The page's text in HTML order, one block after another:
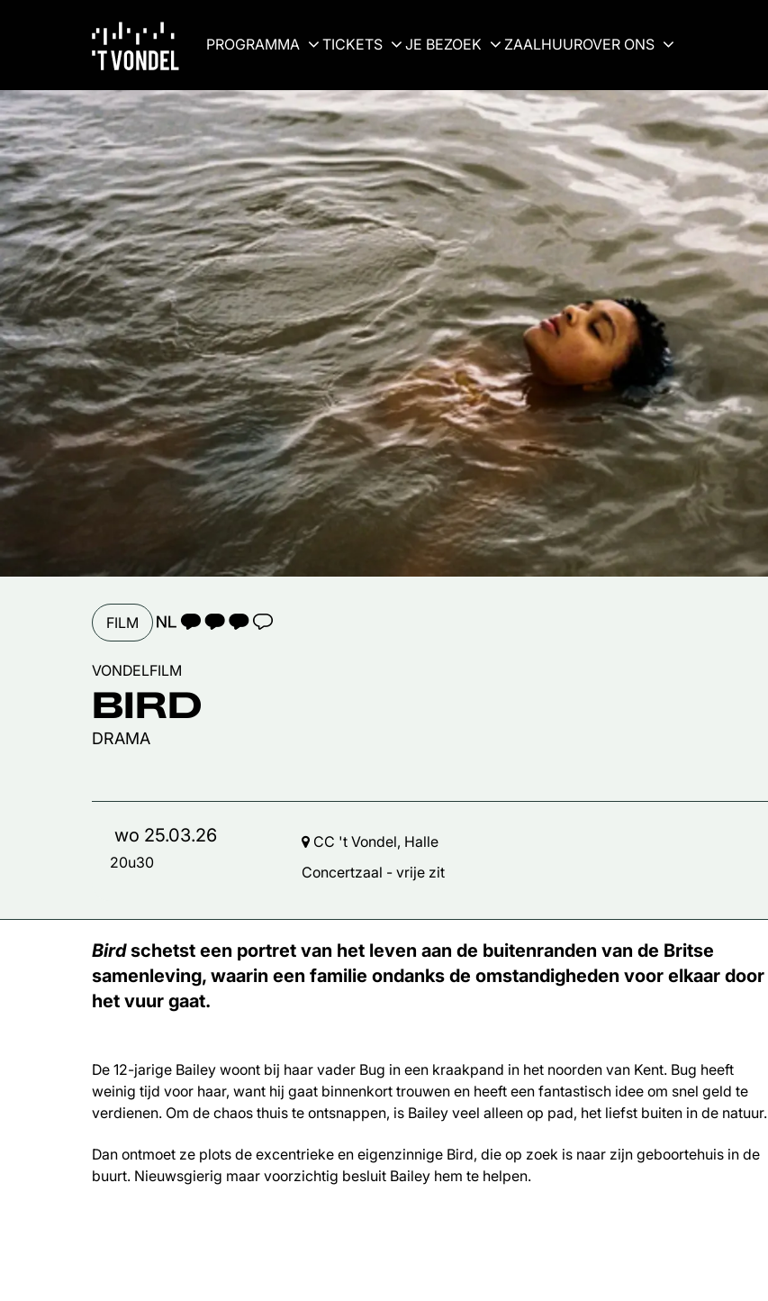
PROGRAMMA TICKETS JE BEZOEK ZAALHUUROVER ONS
FILM TAALICOON 3
BIRD
DRAMA
VONDELFILM
wo 25.03.26
20u30
CC 't Vondel, Halle
Concertzaal - vrije zit
Birdschetst een portret van het leven aan de buitenranden van de Britse
samenleving, waarin een familie ondanks de omstandigheden voor elkaar door
het vuur gaat.
De 12-jarige Bailey woont bij haar vader Bug in een kraakpand in het noorden van Kent. Bug heeft
weinig tijd voor haar, want hij gaat binnenkort trouwen en heeft een fantastisch idee om snel geld te
verdienen. Om de chaos thuis te ontsnappen, is Bailey veel alleen op pad, het liefst buiten in de natuur.
Dan ontmoet ze plots de excentrieke en eigenzinnige Bird, die op zoek is naar zijn geboortehuis in de
buurt. Nieuwsgierig maar voorzichtig besluit Bailey hem te helpen.